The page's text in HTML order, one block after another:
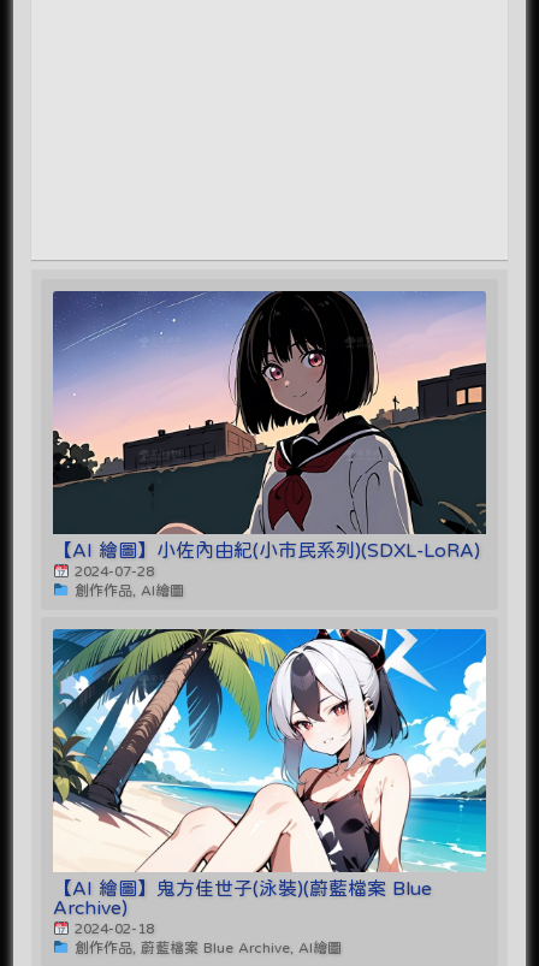
【AI 繪圖】小佐內由紀(小市民系列)(SDXL-LoRA)
2024-07-28
創作作品, AI繪圖
【AI 繪圖】鬼方佳世子(泳裝)(蔚藍檔案 Blue
Archive)
2024-02-18
創作作品, 蔚藍檔案 Blue Archive, AI繪圖